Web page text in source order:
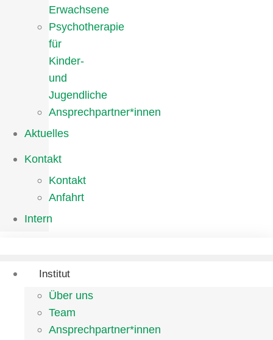
Erwachsene
Psychotherapie
für
Kinder-
und
Jugendliche
Ansprechpartner*innen
Aktuelles
Kontakt
Kontakt
Anfahrt
Intern
Institut
Über uns
Team
Ansprechpartner*innen